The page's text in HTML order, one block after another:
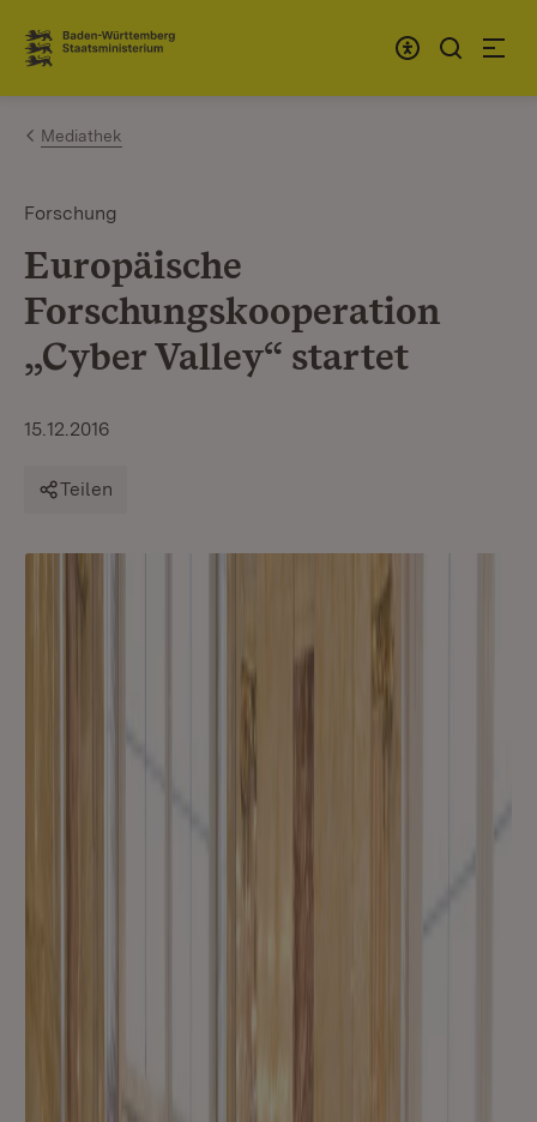
Zum Inhalt springen
Link zur Startseite
Mediathek
Forschung
Europäische
Forschungskooperation
„Cyber Valley“ startet
15.12.2016
Teilen